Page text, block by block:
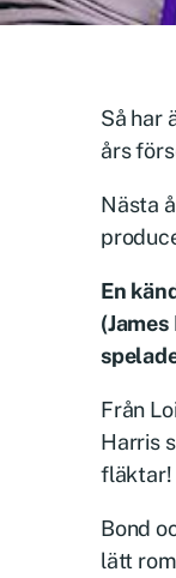
Så har
års
Nästa
En
Från
Harris
fläktar!
Bond
lätt